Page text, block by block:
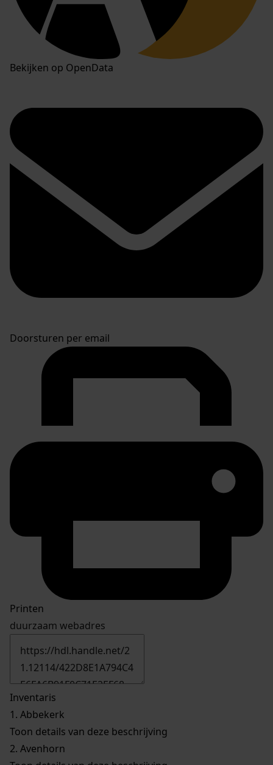
Bekijken op OpenData
Doorsturen per email
Printen
duurzaam webadres
Inventaris
1. Abbekerk
Toon details van deze beschrijving
2. Avenhorn